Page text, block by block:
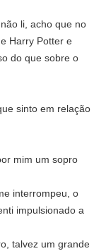
li, acho que no
Harry Potter e
do que sobre o
sinto em relação
mim um sopro
interrompeu, o
impulsionado a
talvez um grande